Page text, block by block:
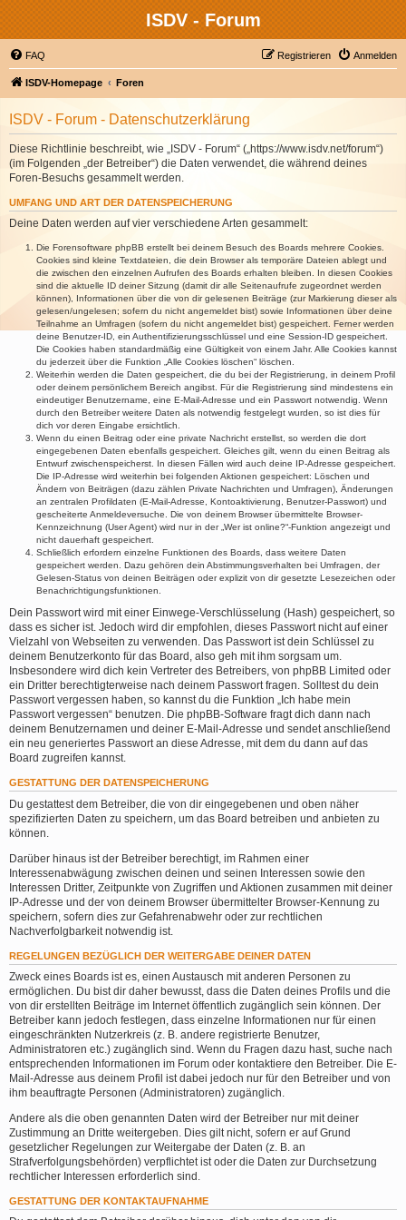
ISDV - Forum
FAQ Anmelden
Registrieren
ISDV-Homepage Foren
ISDV - Forum - Datenschutzerklärung
Diese Richtlinie beschreibt, wie „ISDV - Forum“ („https://www.isdv.net/forum“)
(im Folgenden „der Betreiber“) die Daten verwendet, die während deines
Foren-Besuchs gesammelt werden.
UMFANG UND ART DER DATENSPEICHERUNG
Deine Daten werden auf vier verschiedene Arten gesammelt:
Die Forensoftware phpBB erstellt bei deinem Besuch des Boards mehrere Cookies.
Cookies sind kleine Textdateien, die dein Browser als temporäre Dateien ablegt und
die zwischen den einzelnen Aufrufen des Boards erhalten bleiben. In diesen Cookies
sind die aktuelle ID deiner Sitzung (damit dir alle Seitenaufrufe zugeordnet werden
können), Informationen über die von dir gelesenen Beiträge (zur Markierung dieser als
gelesen/ungelesen; sofern du nicht angemeldet bist) sowie Informationen über deine
Teilnahme an Umfragen (sofern du nicht angemeldet bist) gespeichert. Ferner werden
deine Benutzer-ID, ein Authentifizierungsschlüssel und eine Session-ID gespeichert.
Die Cookies haben standardmäßig eine Gültigkeit von einem Jahr. Alle Cookies kannst
du jederzeit über die Funktion „Alle Cookies löschen“ löschen.
Weiterhin werden die Daten gespeichert, die du bei der Registrierung, in deinem Profil
oder deinem persönlichem Bereich angibst. Für die Registrierung sind mindestens ein
eindeutiger Benutzername, eine E-Mail-Adresse und ein Passwort notwendig. Wenn
durch den Betreiber weitere Daten als notwendig festgelegt wurden, so ist dies für
dich vor deren Eingabe ersichtlich.
Wenn du einen Beitrag oder eine private Nachricht erstellst, so werden die dort
eingegebenen Daten ebenfalls gespeichert. Gleiches gilt, wenn du einen Beitrag als
Entwurf zwischenspeicherst. In diesen Fällen wird auch deine IP-Adresse gespeichert.
Die IP-Adresse wird weiterhin bei folgenden Aktionen gespeichert: Löschen und
Ändern von Beiträgen (dazu zählen Private Nachrichten und Umfragen), Änderungen
an zentralen Profildaten (E-Mail-Adresse, Kontoaktivierung, Benutzer-Passwort) und
gescheiterte Anmeldeversuche. Die von deinem Browser übermittelte Browser-
Kennzeichnung (User Agent) wird nur in der „Wer ist online?“-Funktion angezeigt und
nicht dauerhaft gespeichert.
Schließlich erfordern einzelne Funktionen des Boards, dass weitere Daten
gespeichert werden. Dazu gehören dein Abstimmungsverhalten bei Umfragen, der
Gelesen-Status von deinen Beiträgen oder explizit von dir gesetzte Lesezeichen oder
Benachrichtigungsfunktionen.
Dein Passwort wird mit einer Einwege-Verschlüsselung (Hash) gespeichert, so
dass es sicher ist. Jedoch wird dir empfohlen, dieses Passwort nicht auf einer
Vielzahl von Webseiten zu verwenden. Das Passwort ist dein Schlüssel zu
deinem Benutzerkonto für das Board, also geh mit ihm sorgsam um.
Insbesondere wird dich kein Vertreter des Betreibers, von phpBB Limited oder
ein Dritter berechtigterweise nach deinem Passwort fragen. Solltest du dein
Passwort vergessen haben, so kannst du die Funktion „Ich habe mein
Passwort vergessen“ benutzen. Die phpBB-Software fragt dich dann nach
deinem Benutzernamen und deiner E-Mail-Adresse und sendet anschließend
ein neu generiertes Passwort an diese Adresse, mit dem du dann auf das
Board zugreifen kannst.
GESTATTUNG DER DATENSPEICHERUNG
Du gestattest dem Betreiber, die von dir eingegebenen und oben näher
spezifizierten Daten zu speichern, um das Board betreiben und anbieten zu
können.
Darüber hinaus ist der Betreiber berechtigt, im Rahmen einer
Interessenabwägung zwischen deinen und seinen Interessen sowie den
Interessen Dritter, Zeitpunkte von Zugriffen und Aktionen zusammen mit deiner
IP-Adresse und der von deinem Browser übermittelter Browser-Kennung zu
speichern, sofern dies zur Gefahrenabwehr oder zur rechtlichen
Nachverfolgbarkeit notwendig ist.
REGELUNGEN BEZÜGLICH DER WEITERGABE DEINER DATEN
Zweck eines Boards ist es, einen Austausch mit anderen Personen zu
ermöglichen. Du bist dir daher bewusst, dass die Daten deines Profils und die
von dir erstellten Beiträge im Internet öffentlich zugänglich sein können. Der
Betreiber kann jedoch festlegen, dass einzelne Informationen nur für einen
eingeschränkten Nutzerkreis (z. B. andere registrierte Benutzer,
Administratoren etc.) zugänglich sind. Wenn du Fragen dazu hast, suche nach
entsprechenden Informationen im Forum oder kontaktiere den Betreiber. Die E-
Mail-Adresse aus deinem Profil ist dabei jedoch nur für den Betreiber und von
ihm beauftragte Personen (Administratoren) zugänglich.
Andere als die oben genannten Daten wird der Betreiber nur mit deiner
Zustimmung an Dritte weitergeben. Dies gilt nicht, sofern er auf Grund
gesetzlicher Regelungen zur Weitergabe der Daten (z. B. an
Strafverfolgungsbehörden) verpflichtet ist oder die Daten zur Durchsetzung
rechtlicher Interessen erforderlich sind.
GESTATTUNG DER KONTAKTAUFNAHME